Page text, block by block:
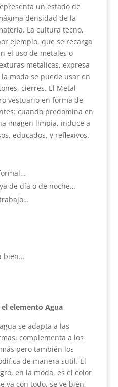
un estado de
densidad de la
La cultura tecno,
ejemplo, que se recarga
el uso de metales o
metalicas, expresa
moda se puede usar en
cierres. El Metal
vestuario en forma de
cuando predomina en
imagen limpia, induce a
educados, y reflexivos.
de día o de noche…
bien…
elemento Agua
se adapta a las
complementa a los
pero también los
de manera sutil. El
en la moda, es el color
va con todo, se ve bien,